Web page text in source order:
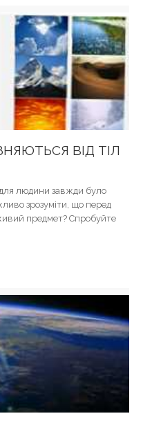
ВІД ТІЛ
людини завжди було
зрозуміти, що перед
предмет? Спробуйте